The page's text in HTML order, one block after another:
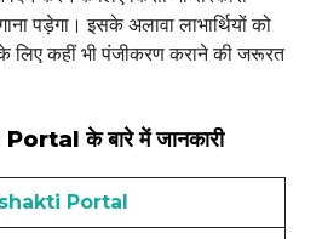
पड़ेगा। इसके अलावा लाभार्थियों को
लिए कहीं भी पंजीकरण कराने की जरूरत
के बारे में जानकारी
Portal